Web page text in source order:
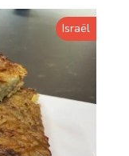
Israël